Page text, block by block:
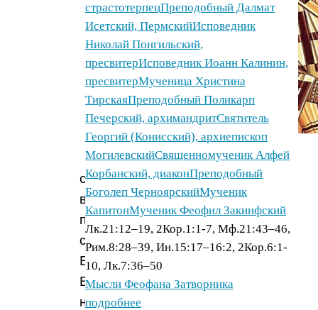
Одни
ставили
выше
прочих
святителей
Василия
Великого,
называя
страстотерпецПреподобный Далмат
Исетский, ПермскийИсповедник
Николай Понгильский,
пресвитерИсповедник Иоанн Калинин,
пресвитерМученица Христина
ТирскаяПреподобный Поликарп
Печерский, архимандритСвятитель
Георгий (Конисский), архиепископ
МогилевскийСвященномученик Алфей
Корбанский, диаконПреподобный
Боголеп ЧерноярскийМученик
КапитонМученик Феофил Закинфский
Лк.21:12–19, 2Кор.1:1-7, Мф.21:43–46,
Рим.8:28–39, Ин.15:17–16:2, 2Кор.6:1-
10, Лк.7:36–50
Мысли Феофана Затворника
подробнее